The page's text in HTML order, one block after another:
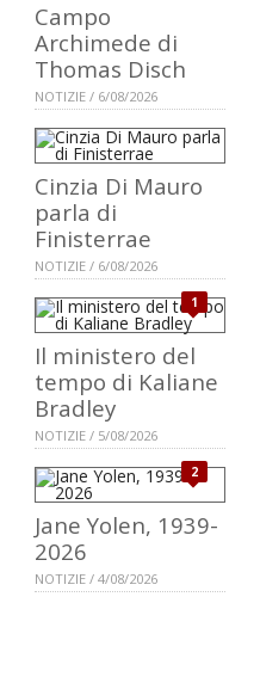
Campo
Archimede di
Thomas Disch
NOTIZIE / 6/08/2026
Cinzia Di Mauro
parla di
Finisterrae
NOTIZIE / 6/08/2026
1
Il ministero del
tempo di Kaliane
Bradley
NOTIZIE / 5/08/2026
2
Jane Yolen, 1939-
2026
NOTIZIE / 4/08/2026